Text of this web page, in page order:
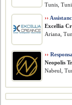
Tunis,
››
Excellia
Ariana,
››
Neopolis
Nabeul,